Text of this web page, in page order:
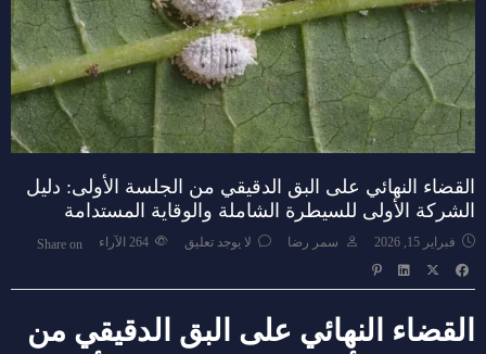
القضاء النهائي على البق الدقيقي من الجلسة الأولى: دليل
الشركة الأولى للسيطرة الشاملة والوقاية المستدامة
فبراير 15, 2026 سمر رضا لا يوجد تعليق الآراء Share on
القضاء النهائي على البق الدقيقي من